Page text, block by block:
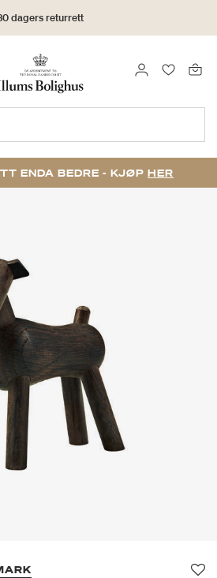
dagers returrett
LOGG INN
ENDA BEDRE - KJØP HER